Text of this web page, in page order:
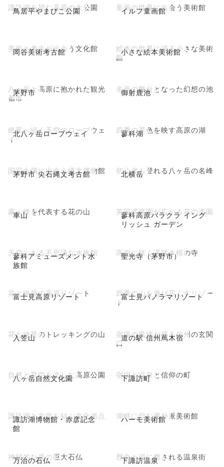
鳥居平やまびこ公園
諏訪湖を望む高原の大公園 イルフ童画館
童画の世界に出会う美術館
岡谷美術考古館
美術と考古が出会う文化館 小さな絵本美術館
絵本の世界に浸る小さな美術
館
茅野市
八ヶ岳と高原に抱かれた観光
都市
御射鹿池
名画の舞台となった幻想の池
北八ヶ岳ロープウェイ
絶景へ続く天空のロープウェ
イ
蓼科湖
四季の景色を映す高原の湖
茅野市 尖石縄文考古館
国宝土偶に出会う縄文博物館 北横岳
初心者も登れる八ヶ岳の名峰
車山
霧ヶ峰を代表する花の山
蓼科高原バラクラ イング
リッシュ ガーデン
英国式庭園が広がる花の楽園
蓼科アミューズメント水
族館
天空にある不思議な水族館 聖光寺（茅野市）
高原に咲く遅咲き桜の寺
富士見高原リゾート
花と絶景の高原リゾート 富士見パノラマリゾート
四季の山を遊び尽くすリゾー
ト
入笠山
花と絶景のトレッキングの山 道の駅 信州蔦木宿
宿場の風情が残る信州の玄関
口
八ヶ岳自然文化園
自然と星空を楽しむ高原公園 下諏訪町
宿場と温泉と信仰の町
諏訪湖博物館・赤彦記念
館
諏訪湖と文学を結ぶ文化拠点 ハーモ美術館
湖畔に佇む素朴派美術館
万治の石仏
神秘的な姿の巨大石仏 下諏訪温泉
歴史と湯に癒される温泉街